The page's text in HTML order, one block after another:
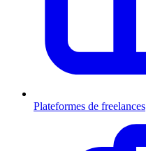
Plateformes de freelances